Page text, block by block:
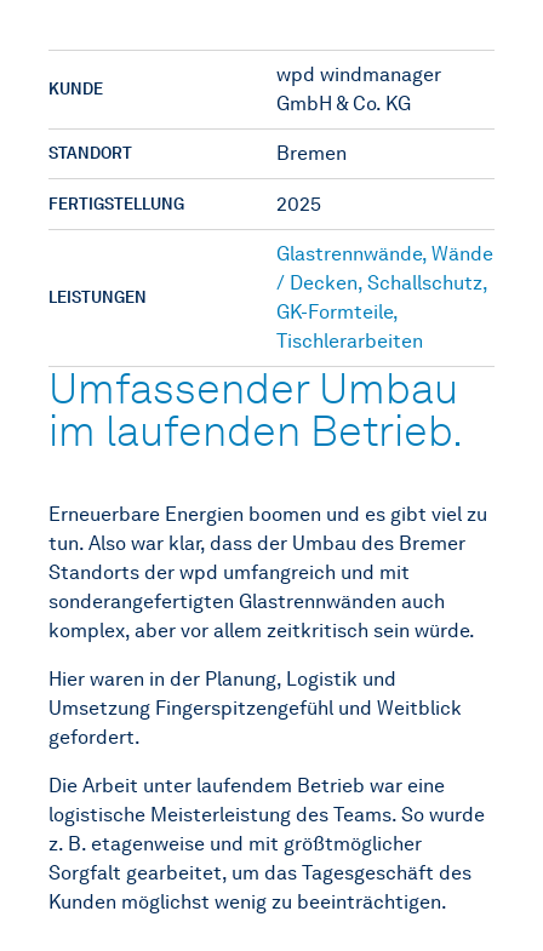
KUNDE
wpd windmanager
GmbH & Co. KG
STANDORT Bremen
FERTIGSTELLUNG 2025
LEISTUNGEN
Glastrennwände,Wände
/ Decken,Schallschutz,
GK-Formteile,
Tischlerarbeiten
Umfassender Umbau
im laufenden Betrieb.
Erneuerbare Energien boomen und es gibt viel zu
tun. Also war klar, dass der Umbau des Bremer
Standorts der wpd umfangreich und mit
sonderangefertigten Glastrennwänden auch
komplex, aber vor allem zeitkritisch sein würde.
Hier waren in der Planung, Logistik und
Umsetzung Fingerspitzengefühl und Weitblick
gefordert.
Die Arbeit unter laufendem Betrieb war eine
logistische Meisterleistung des Teams. So wurde
z. B. etagenweise und mit größtmöglicher
Sorgfalt gearbeitet, um das Tagesgeschäft des
Kunden möglichst wenig zu beeinträchtigen.